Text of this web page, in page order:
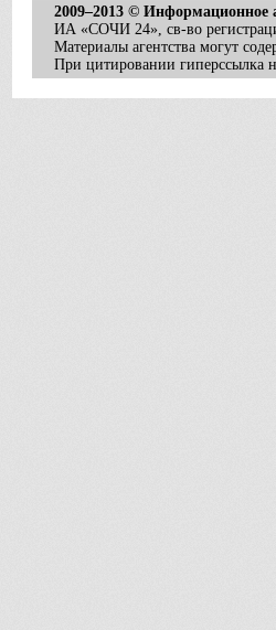
2009–2013 © Информационное
ИА «СОЧИ 24», св-во
Материалы агентства могут
При цитировании гиперссылка